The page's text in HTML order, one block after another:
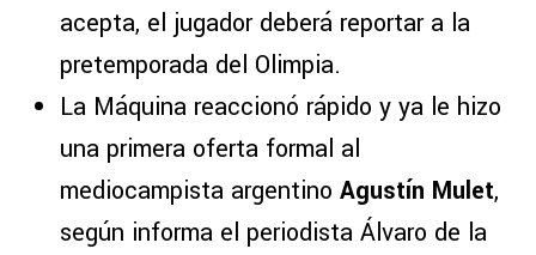
acepta, el jugador deberá reportar a la
pretemporada del Olimpia.
La Máquina reaccionó rápido y ya le hizo
una primera oferta formal al
mediocampista argentino Agustín Mulet,
según informa el periodista Álvaro de la